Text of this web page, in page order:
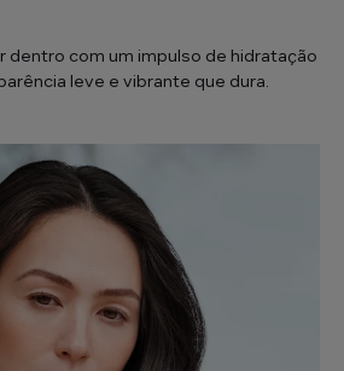
dentro com um impulso de hidratação
leve e vibrante que dura.